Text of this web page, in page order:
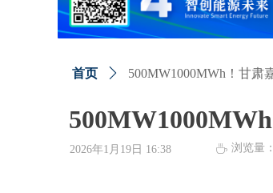
首页 ꄲ 500MW1000MWh！甘肃
2026年1月19日 16:38 ꄘ 浏览量：